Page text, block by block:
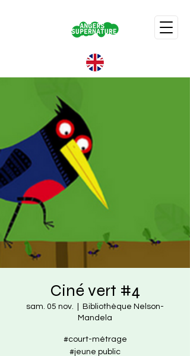
Ciné vert #4
sam. 05 nov.
Bibliothèque Nelson-
Mandela
#court-métrage
#jeune public